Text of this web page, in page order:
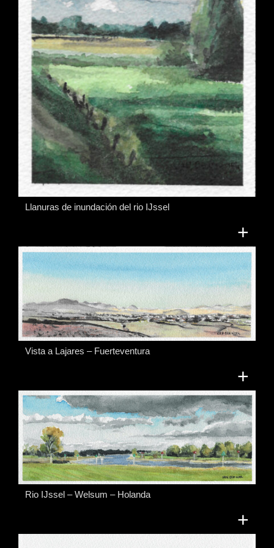
Llanuras de inundación del rio IJssel
+
Vista a Lajares – Fuerteventura
+
Rio IJssel – Welsum – Holanda
+